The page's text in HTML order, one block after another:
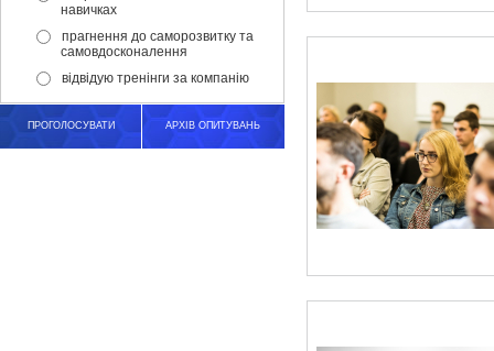
навичках
прагнення до саморозвитку та
самовдосконалення
відвідую тренінги за компанію
ПРОГОЛОСУВАТИ АРХІВ ОПИТУВАНЬ